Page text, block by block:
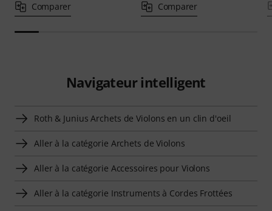
Comparer Comparer
Navigateur intelligent
Roth & Junius Archets de Violons en un clin d'oeil
Aller à la catégorie Archets de Violons
Aller à la catégorie Accessoires pour Violons
Aller à la catégorie Instruments à Cordes Frottées